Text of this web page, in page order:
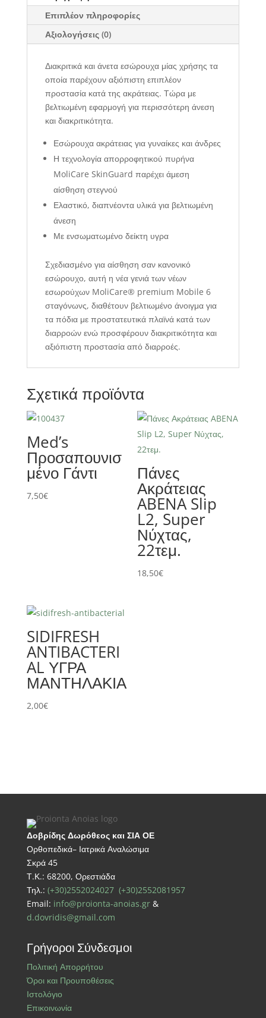
Επιπλέον πληροφορίες
Αξιολογήσεις (0)
Διακριτικά και άνετα εσώρουχα μίας χρήσης τα
οποία παρέχουν αξιόπιστη επιπλέον
προστασία κατά της ακράτειας. Τώρα με
βελτιωμένη εφαρμογή για περισσότερη άνεση
και διακριτικότητα.
Εσώρουχα ακράτειας για γυναίκες και άνδρες
Η τεχνολογία απορροφητικού πυρήνα
MoliCare SkinGuard παρέχει άμεση
αίσθηση στεγνού
Ελαστικό, διαπνέοντα υλικά για βελτιωμένη
άνεση
Με ενσωματωμένο δείκτη υγρα
Σχεδιασμένο για αίσθηση σαν κανονικό
εσώρουχο, αυτή η νέα γενιά των νέων
εσωρούχων MoliCare® premium Mobile 6
σταγόνωνς, διαθέτουν βελτιωμένο άνοιγμα για
τα πόδια με προστατευτικά πλαϊνά κατά των
διαρροών ενώ προσφέρουν διακριτικότητα και
αξιόπιστη προστασία από διαρροές.
Σχετικά προϊόντα
Med’s
Προσαπουνισ
μένο Γάντι
7,50€
Πάνες
Ακράτειας
ABENA Slip
L2, Super
Νύχτας,
22τεμ.
18,50€
SIDIFRESH
ANTIBACTERI
AL ΥΓΡΑ
ΜΑΝΤΗΛΑΚΙΑ
2,00€
Δοβρίδης Δωρόθεος και ΣΙΑ ΟΕ
Ορθοπεδικά– Ιατρικά Αναλώσιμα
Σκρά 45
Τ.Κ.: 68200, Ορεστιάδα
Τηλ.: (+30)2552024027 (+30)2552081957
Email: info@proionta-anoias.gr&
d.dovridis@gmail.com
Γρήγοροι Σύνδεσμοι
Πολιτική Απορρήτου
Όροι και Προυποθέσεις
Ιστολόγιο
Επικοινωνία